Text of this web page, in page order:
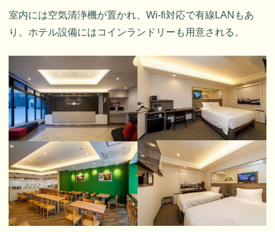
室内には空気清浄機が置かれ、Wi-fi対応で有線LANもあ
り。ホテル設備にはコインランドリーも用意される。